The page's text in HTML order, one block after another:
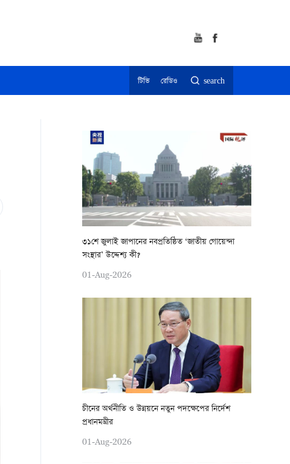
টিভি রেডিও search
৩১শে জুলাই জাপানের নবপ্রতিষ্ঠিত ‘জাতীয় গোয়েন্দা
সংস্থার’ উদ্দেশ্য কী?
01-Aug-2026
চীনের অর্থনীতি ও উন্নয়নে নতুন পদক্ষেপের নির্দেশ
প্রধানমন্ত্রীর
01-Aug-2026